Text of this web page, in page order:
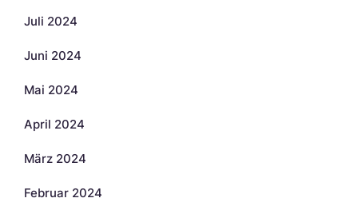
Juli 2024
Juni 2024
Mai 2024
April 2024
März 2024
Februar 2024